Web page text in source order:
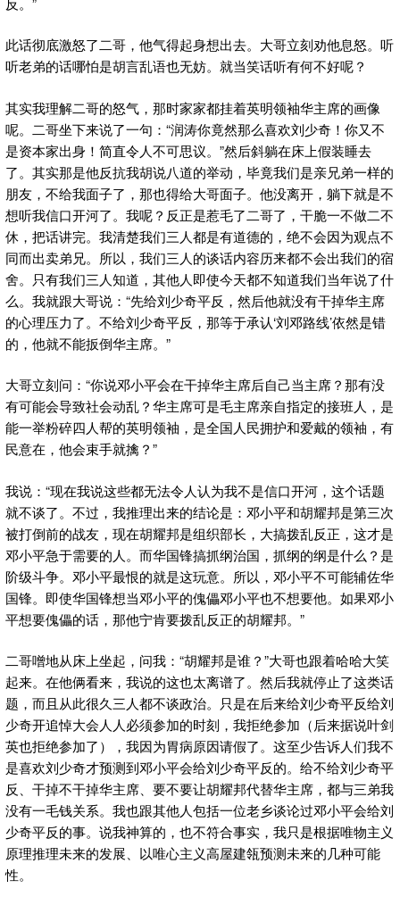
此话彻底激怒了二哥，他气得起身想出去。大哥立刻劝他息怒。听
听老弟的话哪怕是胡言乱语也无妨。就当笑话听有何不好呢？
其实我理解二哥的怒气，那时家家都挂着英明领袖华主席的画像
呢。二哥坐下来说了一句：“润涛你竟然那么喜欢刘少奇！你又不
是资本家出身！简直令人不可思议。”然后斜躺在床上假装睡去
了。其实那是他反抗我胡说八道的举动，毕竟我们是亲兄弟一样的
朋友，不给我面子了，那也得给大哥面子。他没离开，躺下就是不
想听我信口开河了。我呢？反正是惹毛了二哥了，干脆一不做二不
休，把话讲完。我清楚我们三人都是有道德的，绝不会因为观点不
同而出卖弟兄。所以，我们三人的谈话内容历来都不会出我们的宿
舍。只有我们三人知道，其他人即使今天都不知道我们当年说了什
么。我就跟大哥说：“先给刘少奇平反，然后他就没有干掉华主席
的心理压力了。不给刘少奇平反，那等于承认‘刘邓路线’依然是错
的，他就不能扳倒华主席。”
大哥立刻问：“你说邓小平会在干掉华主席后自己当主席？那有没
有可能会导致社会动乱？华主席可是毛主席亲自指定的接班人，是
能一举粉碎四人帮的英明领袖，是全国人民拥护和爱戴的领袖，有
民意在，他会束手就擒？”
我说：“现在我说这些都无法令人认为我不是信口开河，这个话题
就不谈了。不过，我推理出来的结论是：邓小平和胡耀邦是第三次
被打倒前的战友，现在胡耀邦是组织部长，大搞拨乱反正，这才是
邓小平急于需要的人。而华国锋搞抓纲治国，抓纲的纲是什么？是
阶级斗争。邓小平最恨的就是这玩意。所以，邓小平不可能辅佐华
国锋。即使华国锋想当邓小平的傀儡邓小平也不想要他。如果邓小
平想要傀儡的话，那他宁肯要拨乱反正的胡耀邦。”
二哥噌地从床上坐起，问我：“胡耀邦是谁？”大哥也跟着哈哈大笑
起来。在他俩看来，我说的这也太离谱了。然后我就停止了这类话
题，而且从此很久三人都不谈政治。只是在后来给刘少奇平反给刘
少奇开追悼大会人人必须参加的时刻，我拒绝参加（后来据说叶剑
英也拒绝参加了），我因为胃病原因请假了。这至少告诉人们我不
是喜欢刘少奇才预测到邓小平会给刘少奇平反的。给不给刘少奇平
反、干掉不干掉华主席、要不要让胡耀邦代替华主席，都与三弟我
没有一毛钱关系。我也跟其他人包括一位老乡谈论过邓小平会给刘
少奇平反的事。说我神算的，也不符合事实，我只是根据唯物主义
原理推理未来的发展、以唯心主义高屋建瓴预测未来的几种可能
性。